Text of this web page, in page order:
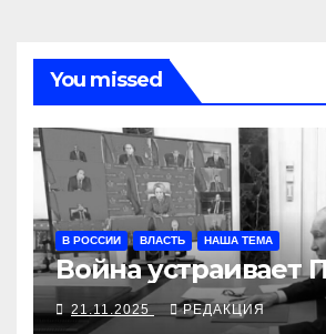
You missed
В РОССИИ ВЛАСТЬ НАША ТЕМА
Война устраивает
21.11.2025 РЕДАКЦИЯ